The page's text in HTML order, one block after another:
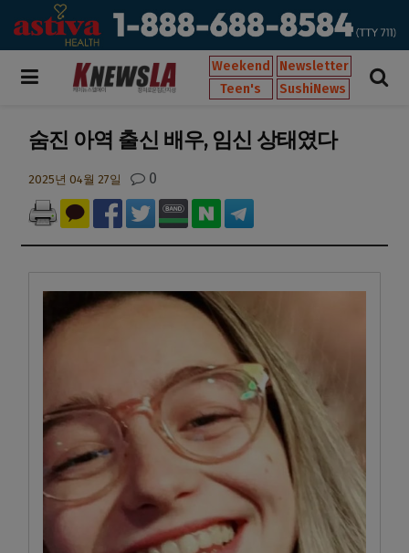
Weekend
Newsletter
Teen's
SushiNews
숨진 아역 출신 배우, 임신 상태였다
2025년 04월 27일 0